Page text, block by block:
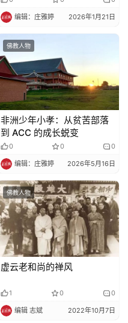
编辑：庄雅婷 2026年1月21日
佛教人物
非洲少年小孝：从贫苦部落
到 ACC 的成长蜕变
0 0 0
编辑：庄雅婷 2026年5月16日
佛教人物
虚云老和尚的禅风
1 0 0
编辑 志斌 2022年10月7日